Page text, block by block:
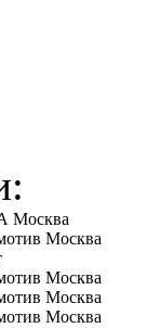
Москва
Москва
Москва
Москва
Москва